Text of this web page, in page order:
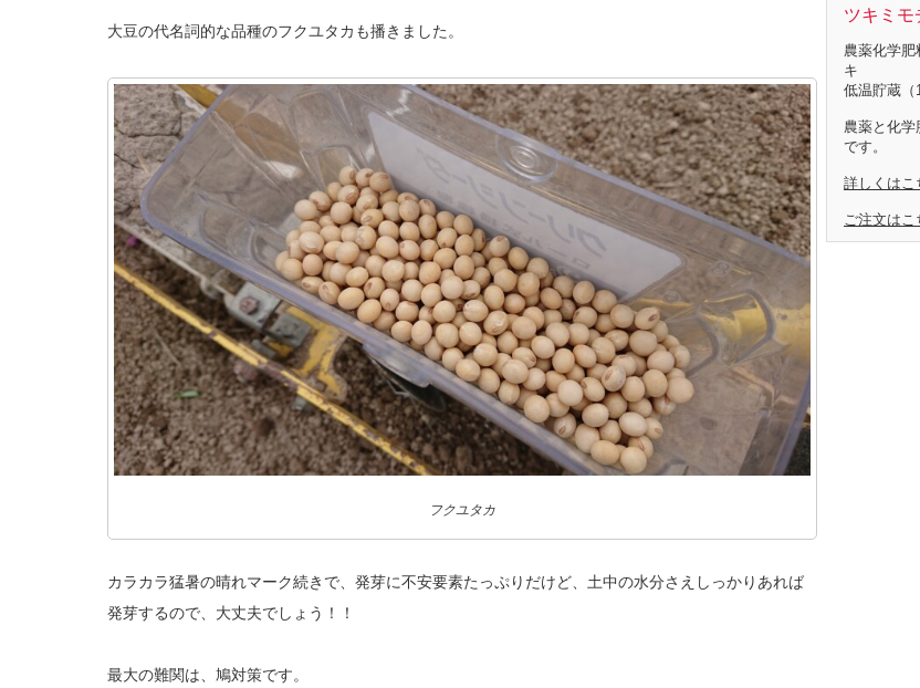
大豆の代名詞的な品種のフクユタカも播きました。
フクユタカ
カラカラ猛暑の晴れマーク続きで、発芽に不安要素たっぷりだけど、土中の水分さえしっかりあれば
発芽するので、大丈夫でしょう！！
最大の難関は、鳩対策です。
ツキミモ
農薬化学
キ
低温貯蔵
農薬と化
です。
詳しくは
ご注文は